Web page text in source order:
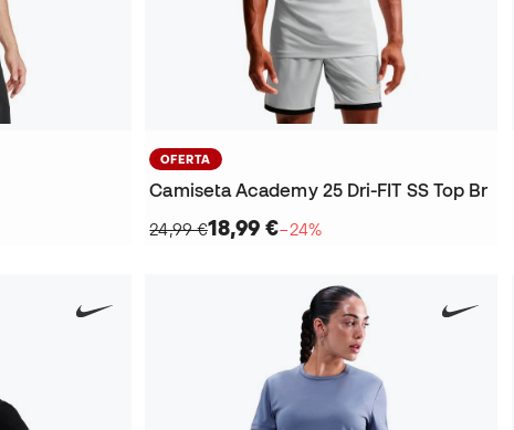
OFERTA
Camiseta Academy 25 Dri-FIT SS Top Br
24,99 €18,99 €−24%